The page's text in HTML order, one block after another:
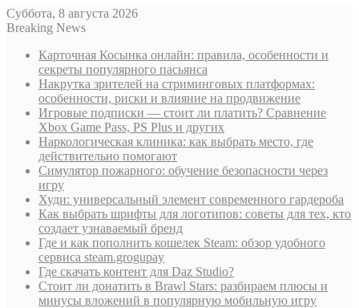
Суббота, 8 августа 2026
Breaking News
Карточная Косынка онлайн: правила, особенности и
секреты популярного пасьянса
Накрутка зрителей на стриминговых платформах:
особенности, риски и влияние на продвижение
Игровые подписки — стоит ли платить? Сравнение
Xbox Game Pass, PS Plus и других
Наркологическая клиника: как выбрать место, где
действительно помогают
Симулятор пожарного: обучение безопасности через
игру
Худи: универсальный элемент современного гардероба
Как выбрать шрифты для логотипов: советы для тех, кто
создает узнаваемый бренд
Где и как пополнить кошелек Steam: обзор удобного
сервиса steam.grogupay
Где скачать контент для Daz Studio?
Стоит ли донатить в Brawl Stars: разбираем плюсы и
минусы вложений в популярную мобильную игру